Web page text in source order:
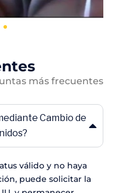
que uno
necesita una
profesional."
más frecuentes
Cambio de
válido y no haya
puede solicitar la